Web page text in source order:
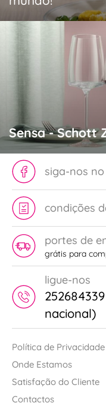
Sensa - Schott
siga-nos
condições
portes de
grátis para
ligue-nos
nacional)
Política de
Onde Estamos
Satisfação do Cliente
Contactos